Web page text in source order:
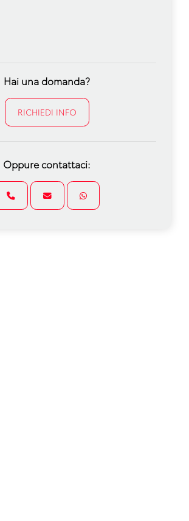
Hai una domanda?
RICHIEDI INFO
Oppure contattaci: